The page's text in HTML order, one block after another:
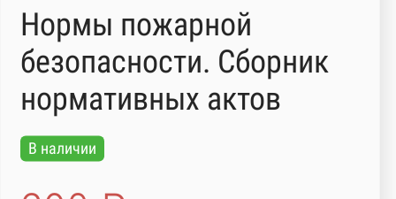
Нормы пожарной
безопасности. Сборник
нормативных актов
В наличии